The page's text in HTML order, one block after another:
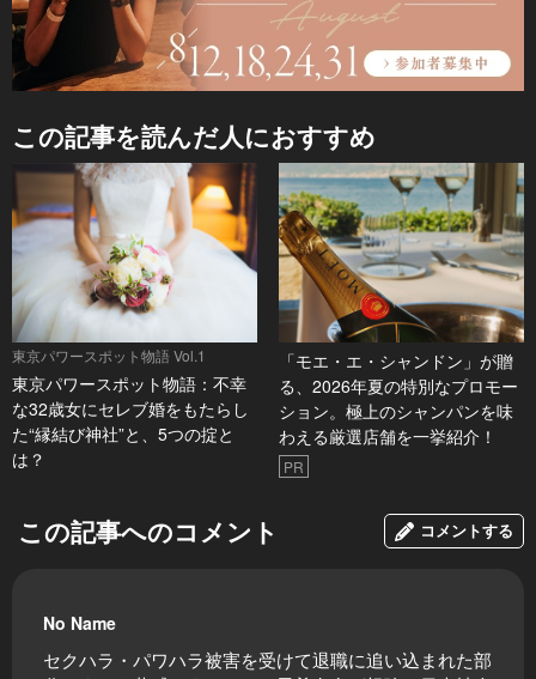
この記事を読んだ人におすすめ
東京パワースポット物語 Vol.1
東京パワースポット物語：不幸
な32歳女にセレブ婚をもたらし
た“縁結び神社”と、5つの掟と
は？
「モエ・エ・シャンドン」が贈
る、2026年夏の特別なプロモー
ション。極上のシャンパンを味
わえる厳選店舗を一挙紹介！
PR
この記事へのコメント コメントする
No Name
セクハラ・パワハラ被害を受けて退職に追い込まれた部